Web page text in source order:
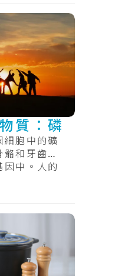
質：磷
細胞中的礦
骼和牙齒
中。人的
行許多重